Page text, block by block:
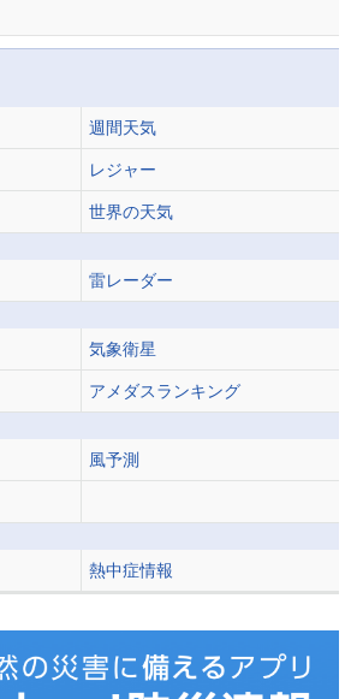
週間天気
レジャー
世界の天気
雷レーダー
気象衛星
アメダスランキング
風予測
熱中症情報